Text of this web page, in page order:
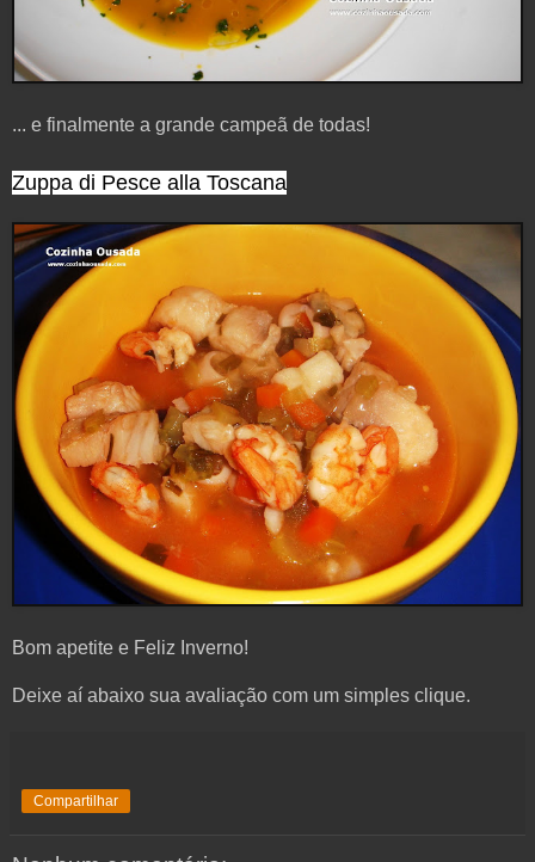
... e finalmente a grande campeã de todas!
Zuppa di Pesce alla Toscana
Bom apetite e Feliz Inverno!
Deixe aí abaixo sua avaliação com um simples clique.
Compartilhar